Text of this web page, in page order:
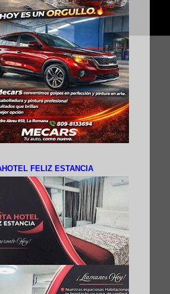
FELIZ ESTANCIA